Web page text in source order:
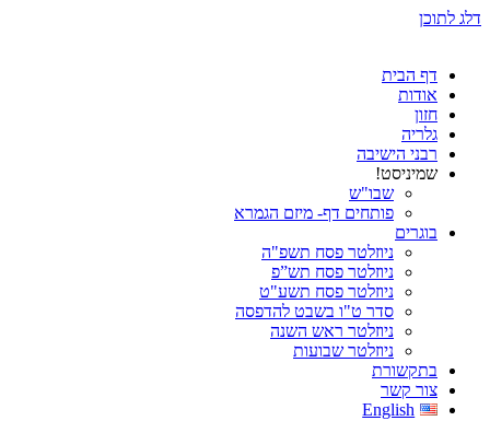
דלג לתוכן
דף הבית
אודות
חזון
גלריה
רבני הישיבה
שמיניסט!
שבו"ש
פותחים דף- מיזם הגמרא
בוגרים
ניוזלטר פסח תשפ"ה
ניוזלטר פסח תש”פ
ניוזלטר פסח תשע"ט
סדר ט"ו בשבט להדפסה
ניוזלטר ראש השנה
ניוזלטר שבועות
בתקשורת
צור קשר
English